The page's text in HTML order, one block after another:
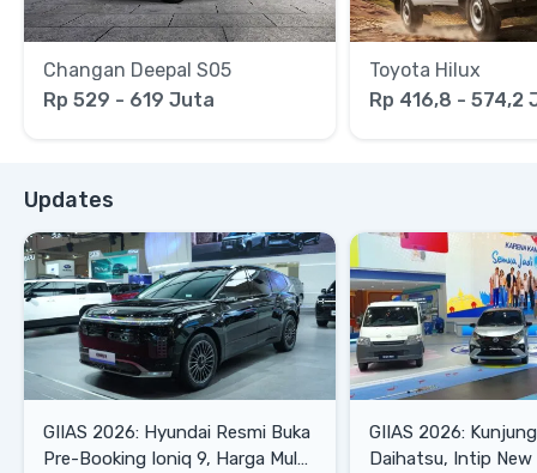
Changan Deepal S05
Rp 529 - 619 Juta
Toyota Hilux
Rp 416,8 - 574,2
Updates
GIIAS 2026: Hyundai Resmi Buka
Pre-Booking Ioniq 9, Harga Mulai
GIIAS 2026:
Daihatsu, Intip New